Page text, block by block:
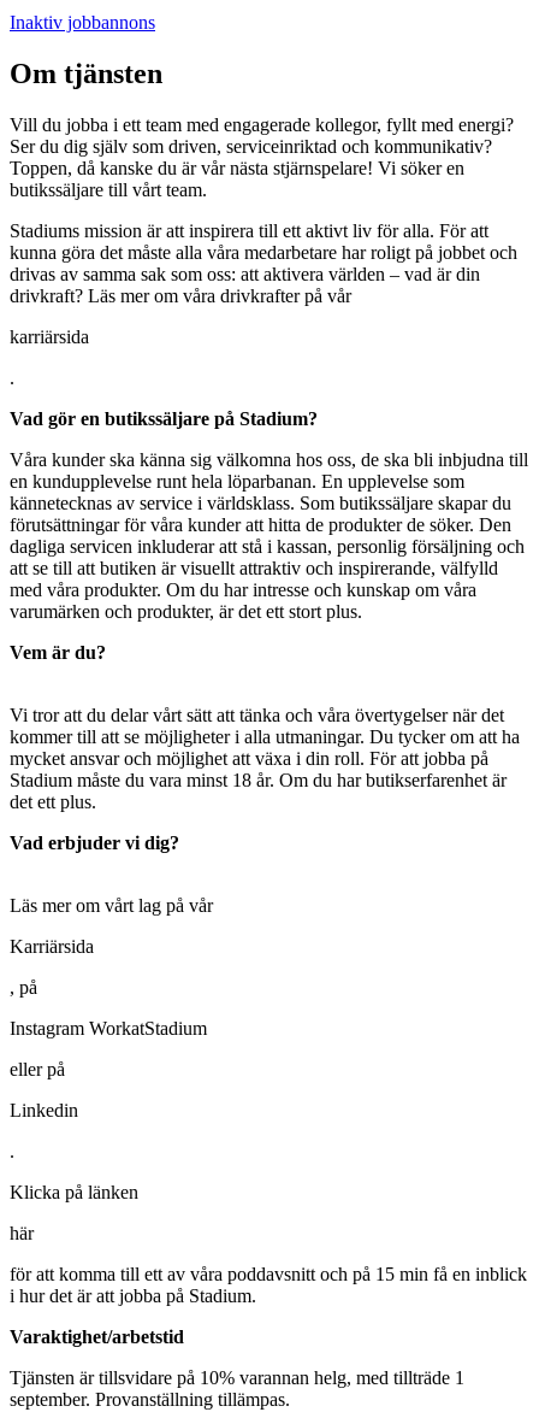
Inaktiv jobbannons
Om tjänsten
Vill du jobba i ett team med engagerade kollegor, fyllt med energi?
Ser du dig själv som driven, serviceinriktad och kommunikativ?
Toppen, då kanske du är vår nästa stjärnspelare! Vi söker en
butikssäljare till vårt team.
Stadiums mission är att inspirera till ett aktivt liv för alla. För att
kunna göra det måste alla våra medarbetare har roligt på jobbet och
drivas av samma sak som oss: att aktivera världen – vad är din
drivkraft? Läs mer om våra drivkrafter på vår
karriärsida
.
Vad gör en butikssäljare på Stadium?
Våra kunder ska känna sig välkomna hos oss, de ska bli inbjudna till
en kundupplevelse runt hela löparbanan. En upplevelse som
kännetecknas av service i världsklass. Som butikssäljare skapar du
förutsättningar för våra kunder att hitta de produkter de söker. Den
dagliga servicen inkluderar att stå i kassan, personlig försäljning och
att se till att butiken är visuellt attraktiv och inspirerande, välfylld
med våra produkter. Om du har intresse och kunskap om våra
varumärken och produkter, är det ett stort plus.
Vem är du?
Vi tror att du delar vårt sätt att tänka och våra övertygelser när det
kommer till att se möjligheter i alla utmaningar. Du tycker om att ha
mycket ansvar och möjlighet att växa i din roll. För att jobba på
Stadium måste du vara minst 18 år. Om du har butikserfarenhet är
det ett plus.
Vad erbjuder vi dig?
Läs mer om vårt lag på vår
Karriärsida
, på
Instagram WorkatStadium
eller på
Linkedin
.
Klicka på länken
här
för att komma till ett av våra poddavsnitt och på 15 min få en inblick
i hur det är att jobba på Stadium.
Varaktighet/arbetstid
Tjänsten är tillsvidare på 10% varannan helg, med tillträde 1
september. Provanställning tillämpas.